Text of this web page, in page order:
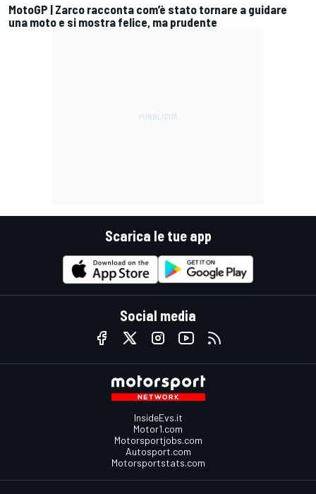
MotoGP | Zarco racconta com’è stato tornare a guidare
una moto e si mostra felice, ma prudente
Scarica le tue app
Social media
InsideEvs.it
Motor1.com
Motorsportjobs.com
Autosport.com
Motorsportstats.com